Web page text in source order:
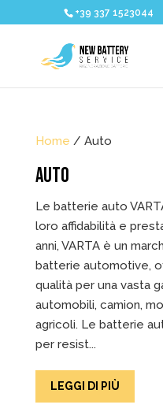
+39 337 1523044
Home / Auto
AUTO
Le batterie auto
loro affidabilità e
anni, VARTA è un
batterie automotive,
qualità per una vasta
automobili, camion,
agricoli. Le batterie
per resist...
LEGGI DI PIÙ